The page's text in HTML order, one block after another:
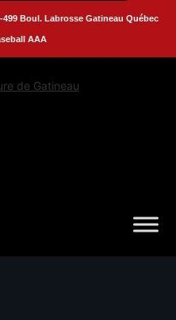
499 Boul. Labrosse Gatineau Québec
AAA